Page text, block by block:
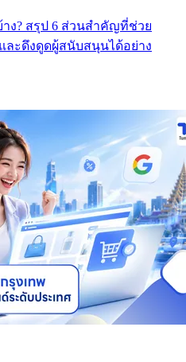
ง? สรุป 6 ส่วนสำคัญที่ช่วย
ละดึงดูดผู้สนับสนุนได้อย่าง